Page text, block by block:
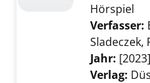
Hörspiel
Verfasser:
Sladeczek,
Jahr: [2023]
Verlag: